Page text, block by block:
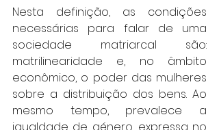
Nesta definição, as condições
necessárias para falar de uma
sociedade matriarcal são:
matrilinearidade e, no âmbito
econômico, o poder das mulheres
sobre a distribuição dos bens. Ao
mesmo tempo, prevalece a